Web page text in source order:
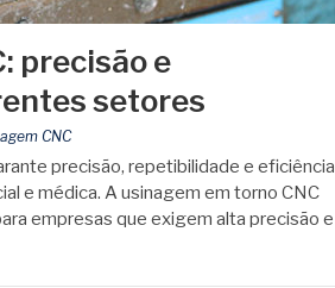
precisão e
setores
CNC
precisão, repetibilidade e eficiência
e médica. A usinagem em torno CNC
empresas que exigem alta precisão e